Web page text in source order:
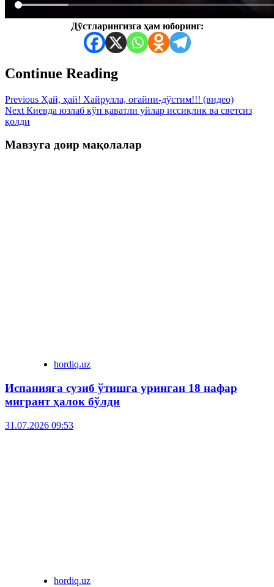
Дўстларингизга ҳам юборинг:
Continue Reading
Previous Ҳай, ҳай! Хайрулла, оғайни-дўстим!!! (видео)
Next Киевда юзлаб кўп қаватли уйлар иссиқлик ва светсиз
қолди
Мавзуга доир мақолалар
hordiq.uz
Испанияга сузиб ўтишга уринган 18 нафар
мигрант ҳалок бўлди
31.07.2026 09:53
hordiq.uz